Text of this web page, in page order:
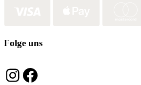
Folge uns
Instagram
Facebook